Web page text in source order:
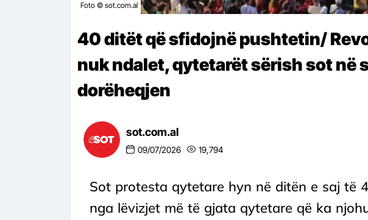
Foto © sot.com.al
40 ditët që sfidojnë pushtetin/
nuk ndalet, qytetarët sërish sot në
dorëheqjen
sot.com.al
09/07/2026 19,794
Sot protesta qytetare hyn në ditën e saj të
nga lëvizjet më të gjata qytetare që ka